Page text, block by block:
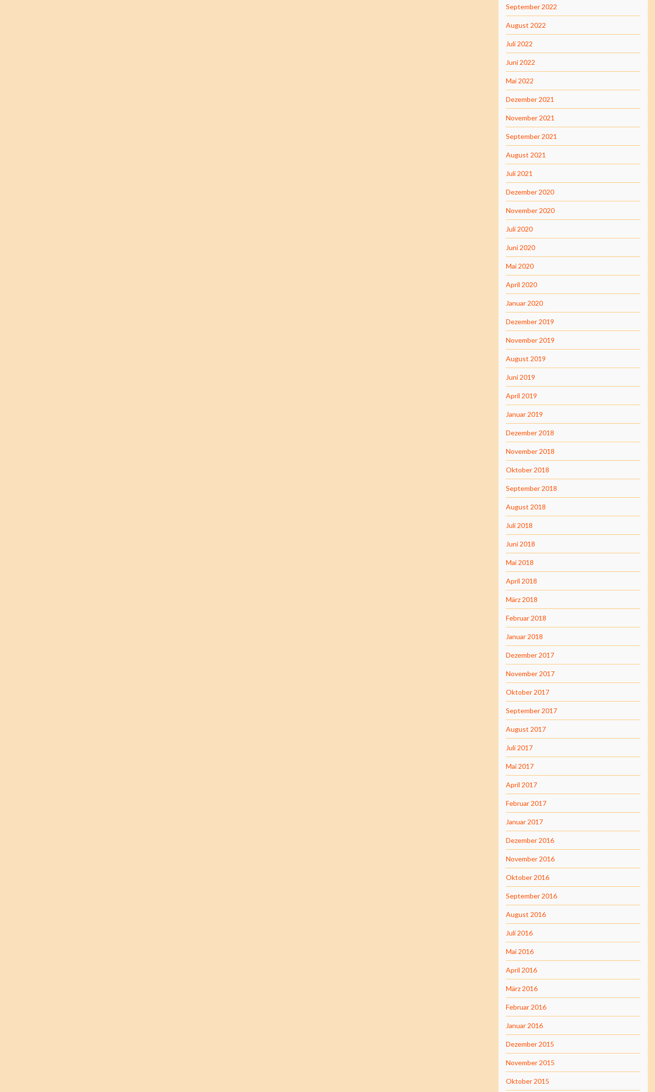
September 2022
August 2022
Juli 2022
Juni 2022
Mai 2022
Dezember 2021
November 2021
September 2021
August 2021
Juli 2021
Dezember 2020
November 2020
Juli 2020
Juni 2020
Mai 2020
April 2020
Januar 2020
Dezember 2019
November 2019
August 2019
Juni 2019
April 2019
Januar 2019
Dezember 2018
November 2018
Oktober 2018
September 2018
August 2018
Juli 2018
Juni 2018
Mai 2018
April 2018
März 2018
Februar 2018
Januar 2018
Dezember 2017
November 2017
Oktober 2017
September 2017
August 2017
Juli 2017
Mai 2017
April 2017
Februar 2017
Januar 2017
Dezember 2016
November 2016
Oktober 2016
September 2016
August 2016
Juli 2016
Mai 2016
April 2016
März 2016
Februar 2016
Januar 2016
Dezember 2015
November 2015
Oktober 2015